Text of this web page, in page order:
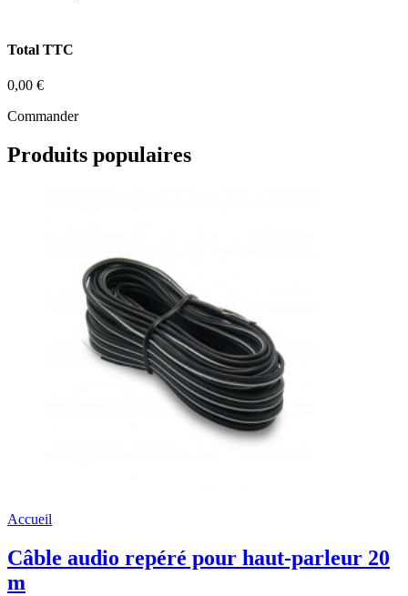
Total TTC
0,00 €
Commander
Produits populaires
Accueil
Câble audio repéré pour haut-parleur 20
m